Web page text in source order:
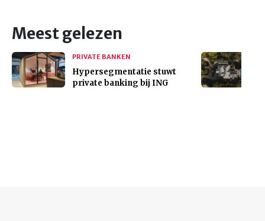
Meest gelezen
PRIVATE BANKEN
Hypersegmentatie stuwt
private banking bij ING